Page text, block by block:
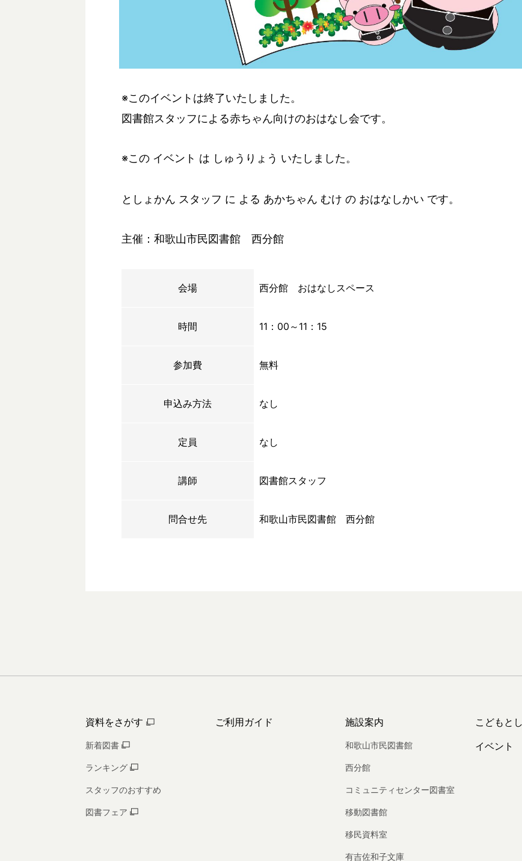
※このイベントは終了いたしました。
図書館スタッフによる赤ちゃん向けのおはなし会です。
※この イベント は しゅうりょう いたしました。
としょかん スタッフ に よる あかちゃん むけ の おはなしかい です。
主催：和歌山市民図書館 西分館
会場 西分館 おはなしスペース
時間 11：00～11：15
参加費 無料
申込み方法 なし
定員 なし
講師 図書館スタッフ
問合せ先 和歌山市民図書館 西分館
資料をさがす
新着図書
ランキング
スタッフのおすすめ
図書フェア
ご利用ガイド 施設案内
和歌山市民図書館
西分館
コミュニティセンター図書室
移動図書館
移民資料室
有吉佐和子文庫
こどもと
イベント